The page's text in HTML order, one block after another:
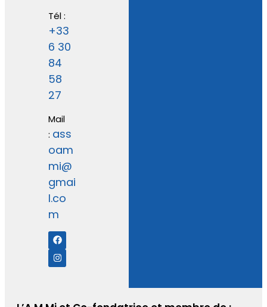
Tél :
+33
6 30
84
58
27
Mail
: ass
oam
mi@
gmai
l.co
m